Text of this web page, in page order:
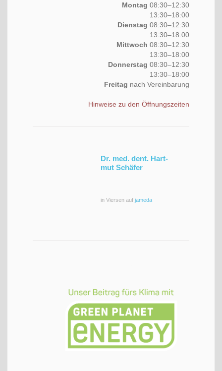
Mon­tag 08:30–12:30
13:30–18:00
Diens­tag 08:30–12:30
13:30–18:00
Mitt­woch 08:30–12:30
13:30–18:00
Don­ners­tag 08:30–12:30
13:30–18:00
Frei­tag nach Vereinbarung
Hin­wei­se zu den Öffnungszeiten
Dr. med. dent. Hart­
mut Schäfer
in Vier­sen auf jame­da